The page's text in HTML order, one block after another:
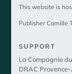
This website is
Publisher Camille
SUPPORT
La Compagnie
DRAC